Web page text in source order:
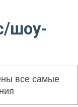
шоу-
все самые